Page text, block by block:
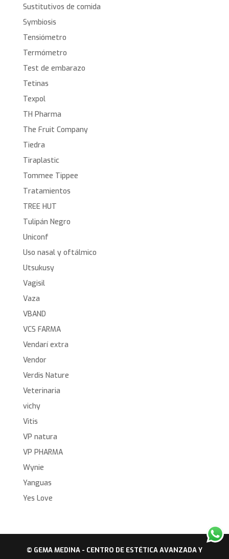
Sustitutivos de comida
Symbiosis
Tensiómetro
Termómetro
Test de embarazo
Tetinas
Texpol
TH Pharma
The Fruit Company
Tiedra
Tiraplastic
Tommee Tippee
Tratamientos
TREE HUT
Tulipán Negro
Uniconf
Uso nasal y oftálmico
Utsukusy
Vagisil
Vaza
VBAND
VCS FARMA
Vendarí extra
Vendor
Verdis Nature
Veterinaria
vichy
Vitis
VP natura
VP PHARMA
Wynie
Yanguas
Yes Love
© GEMA MEDINA - CENTRO DE ESTÉTICA AVANZADA Y